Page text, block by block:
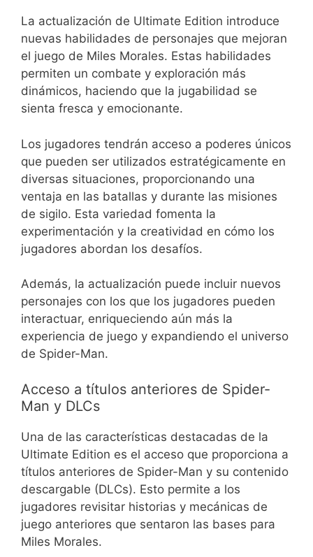
La actualización de Ultimate Edition introduce
nuevas habilidades de personajes que mejoran
el juego de Miles Morales. Estas habilidades
permiten un combate y exploración más
dinámicos, haciendo que la jugabilidad se
sienta fresca y emocionante.
Los jugadores tendrán acceso a poderes únicos
que pueden ser utilizados estratégicamente en
diversas situaciones, proporcionando una
ventaja en las batallas y durante las misiones
de sigilo. Esta variedad fomenta la
experimentación y la creatividad en cómo los
jugadores abordan los desafíos.
Además, la actualización puede incluir nuevos
personajes con los que los jugadores pueden
interactuar, enriqueciendo aún más la
experiencia de juego y expandiendo el universo
de Spider-Man.
Acceso a títulos anteriores de Spider-
Man y DLCs
Una de las características destacadas de la
Ultimate Edition es el acceso que proporciona a
títulos anteriores de Spider-Man y su contenido
descargable (DLCs). Esto permite a los
jugadores revisitar historias y mecánicas de
juego anteriores que sentaron las bases para
Miles Morales.